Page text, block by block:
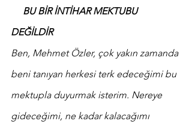
DEĞİLDİR
Ben, Mehmet Özler, çok yakın zamanda
beni tanıyan herkesi terk edeceğimi bu
mektupla duyurmak isterim. Nereye
gideceğimi, ne kadar kalacağımı